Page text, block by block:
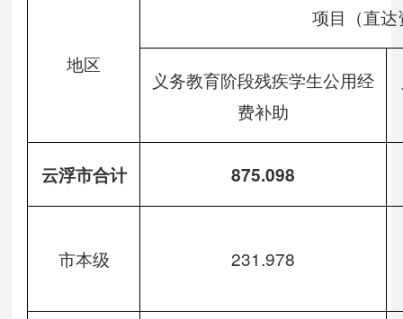
地区
项目（直
义务教育阶段残疾学生公用经
费补助
云浮市合计 875.098
市本级 231.978